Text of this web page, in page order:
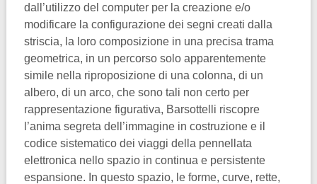
dall’utilizzo del computer per la creazione e/o
modificare la configurazione dei segni creati dalla
striscia, la loro composizione in una precisa trama
geometrica, in un percorso solo apparentemente
simile nella riproposizione di una colonna, di un
albero, di un arco, che sono tali non certo per
rappresentazione figurativa, Barsottelli riscopre
l’anima segreta dell’immagine in costruzione e il
codice sistematico dei viaggi della pennellata
elettronica nello spazio in continua e persistente
espansione. In questo spazio, le forme, curve, rette,